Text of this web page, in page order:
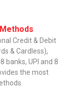
Credit & Debit
& Cardless),
banks, UPI and 8
the most